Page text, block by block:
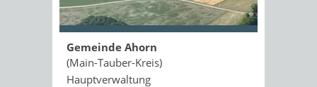
Öffnungszeiten
Gemeinde Ahorn
(Main-Tauber-Kreis)
Hauptverwaltung